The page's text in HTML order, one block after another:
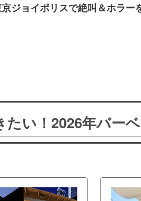
ジョイポリスで絶叫＆ホラー
たい！2026年バー